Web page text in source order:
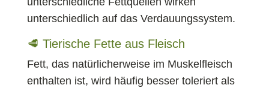
unterschiedlich auf das Verdauungssystem.
🥩 Tierische Fette aus Fleisch
Fett, das natürlicherweise im Muskelfleisch
enthalten ist, wird häufig besser toleriert als